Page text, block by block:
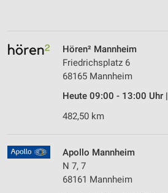
Hören² Mannheim
Friedrichsplatz 6
68165 Mannheim
Heute 09:00 - 13:00 Uhr |
482,50 km
Apollo Mannheim
N 7, 7
68161 Mannheim